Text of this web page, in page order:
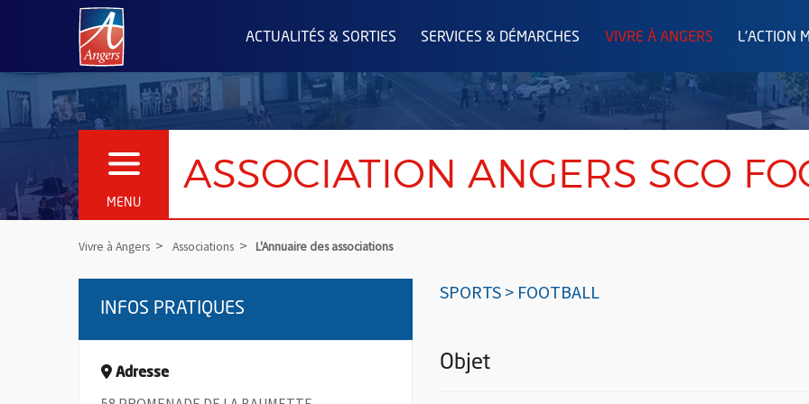
Angers.fr : Retour à l'accueil
ACTUALITÉS & SORTIES SERVICES & DÉMARCHES VIVRE À ANGERS L'ACTION
MENU
OUVRIR LE MENU ASSOCIATION ANGERS SCO
Vivre à Angers Associations L'Annuaire des associations
SPORTS > FOOTBALL
Objet
INFOS PRATIQUES
Adresse